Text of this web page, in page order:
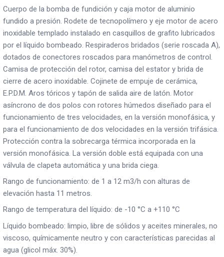
Cuerpo de la bomba de fundición y caja motor de aluminio
fundido a presión. Rodete de tecnopolímero y eje motor de acero
inoxidable templado instalado en casquillos de grafito lubricados
por el líquido bombeado. Respiraderos bridados (serie roscada A),
dotados de conectores roscados para manómetros de control.
Camisa de protección del rotor, camisa del estator y brida de
cierre de acero inoxidable. Cojinete de empuje de cerámica,
E.P.D.M. Aros tóricos y tapón de salida aire de latón. Motor
asíncrono de dos polos con rotores húmedos diseñado para el
funcionamiento de tres velocidades, en la versión monofásica, y
para el funcionamiento de dos velocidades en la versión trifásica.
Protección contra la sobrecarga térmica incorporada en la
versión monofásica. La versión doble está equipada con una
válvula de clapeta automática y una brida ciega.
Rango de funcionamiento: de 1 a 12 m3/h con alturas de
elevación hasta 11 metros.
Rango de temperatura del líquido: de -10 °C a +110 °C
Líquido bombeado: limpio, libre de sólidos y aceites minerales, no
viscoso, químicamente neutro y con características parecidas al
agua (glicol máx. 30%).